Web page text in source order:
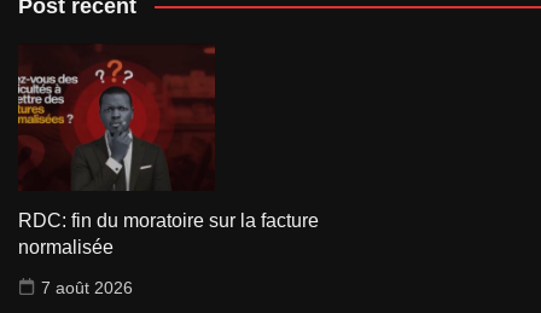
Post récent
RDC: fin du moratoire sur la facture
normalisée
7 août 2026